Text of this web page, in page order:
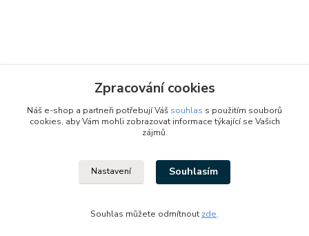
Vytvořeno na
Eshop-rychle.cz
Zpracování cookies
Náš e-shop a partneři potřebují Váš souhlas s použitím souborů
cookies, aby Vám mohli zobrazovat informace týkající se Vašich
zájmů.
Nastavení Souhlasím
Souhlas můžete odmítnout zde.